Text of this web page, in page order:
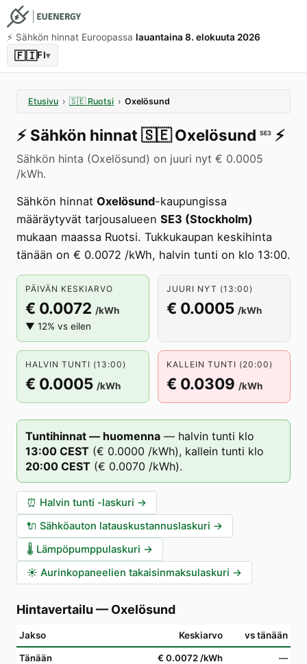
⚡️ Sähkön hinnat Euroopassa lauantaina 8. elokuuta 2026
🇫🇮FI▾
Etusivu › 🇸🇪 Ruotsi › Oxelösund
⚡️ Sähkön hinnat 🇸🇪 Oxelösund SE3 ⚡️
Sähkön hinta (Oxelösund) on juuri nyt € 0.0005
/kWh.
Sähkön hinnat Oxelösund-kaupungissa
määräytyvät tarjousalueen SE3 (Stockholm)
mukaan maassa Ruotsi. Tukkukaupan keskihinta
tänään on € 0.0072 /kWh, halvin tunti on klo 13:00.
PÄIVÄN KESKIARVO
€ 0.0072 /kWh
▼ 12% vs eilen
JUURI NYT (13:00)
€ 0.0005 /kWh
HALVIN TUNTI (13:00)
€ 0.0005 /kWh
KALLEIN TUNTI (20:00)
€ 0.0309 /kWh
Tuntihinnat — huomenna — halvin tunti klo
13:00 CEST (€ 0.0000 /kWh), kallein tunti klo
20:00 CEST (€ 0.0070 /kWh).
⏰ Halvin tunti -laskuri →
🔌 Sähköauton latauskustannuslaskuri →
🌡️ Lämpöpumppulaskuri →
☀️ Aurinkopaneelien takaisinmaksulaskuri →
Hintavertailu — Oxelösund
Jakso Keskiarvo vs tänään
Tänään € 0.0072 /kWh
—